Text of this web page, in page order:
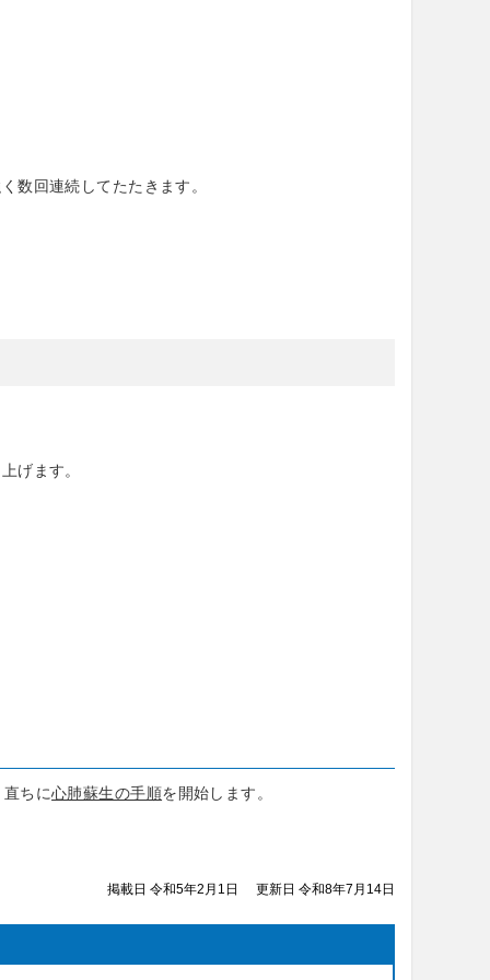
数回連続してたたきます。
げます。
直ちに心肺蘇生の手順を開始します。
掲載日 令和5年2月1日 更新日 令和8年7月14日